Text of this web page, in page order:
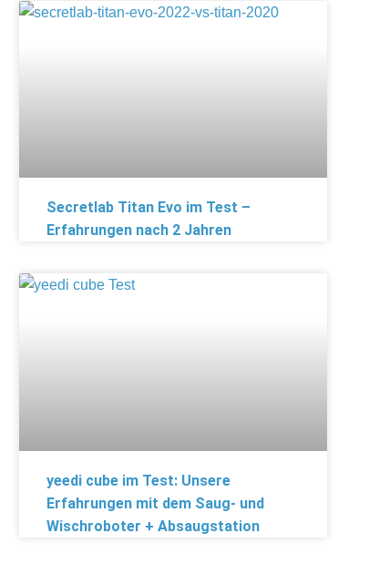
Secretlab Titan Evo im Test –
Erfahrungen nach 2 Jahren
yeedi cube im Test: Unsere
Erfahrungen mit dem Saug- und
Wischroboter + Absaugstation